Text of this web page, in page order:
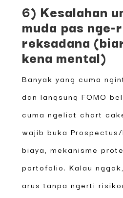
6) Kesalahan
muda pas
reksadana
kena mental)
Banyak yang cuma
dan langsung FOMO
cuma ngeliat chart
wajib buka
biaya, mekanisme
portofolio. Kalau
arus tanpa ngerti